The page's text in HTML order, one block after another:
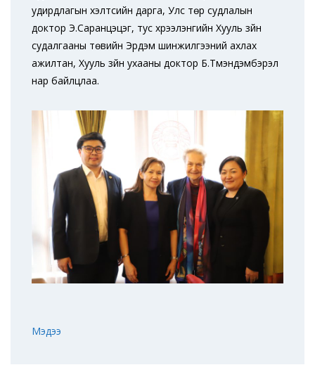
удирдлагын хэлтсийн дарга, Улс төр судлалын
доктор Э.Саранцэцэг, тус хүрээлэнгийн Хууль зүйн
судалгааны төвийн Эрдэм шинжилгээний ахлах
ажилтан, Хууль зүйн ухааны доктор Б.Түмэндэмбэрэл
нар байлцлаа.
Мэдээ